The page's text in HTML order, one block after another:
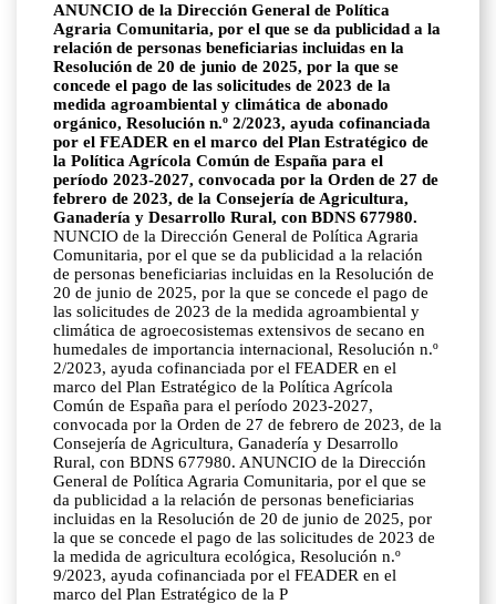
ANUNCIO de la Dirección General de Política
Agraria Comunitaria, por el que se da publicidad a la
relación de personas beneficiarias incluidas en la
Resolución de 20 de junio de 2025, por la que se
concede el pago de las solicitudes de 2023 de la
medida agroambiental y climática de abonado
orgánico, Resolución n.º 2/2023, ayuda cofinanciada
por el FEADER en el marco del Plan Estratégico de
la Política Agrícola Común de España para el
período 2023-2027, convocada por la Orden de 27 de
febrero de 2023, de la Consejería de Agricultura,
Ganadería y Desarrollo Rural, con BDNS 677980.
NUNCIO de la Dirección General de Política Agraria
Comunitaria, por el que se da publicidad a la relación
de personas beneficiarias incluidas en la Resolución de
20 de junio de 2025, por la que se concede el pago de
las solicitudes de 2023 de la medida agroambiental y
climática de agroecosistemas extensivos de secano en
humedales de importancia internacional, Resolución n.º
2/2023, ayuda cofinanciada por el FEADER en el
marco del Plan Estratégico de la Política Agrícola
Común de España para el período 2023-2027,
convocada por la Orden de 27 de febrero de 2023, de la
Consejería de Agricultura, Ganadería y Desarrollo
Rural, con BDNS 677980. ANUNCIO de la Dirección
General de Política Agraria Comunitaria, por el que se
da publicidad a la relación de personas beneficiarias
incluidas en la Resolución de 20 de junio de 2025, por
la que se concede el pago de las solicitudes de 2023 de
la medida de agricultura ecológica, Resolución n.º
9/2023, ayuda cofinanciada por el FEADER en el
marco del Plan Estratégico de la P